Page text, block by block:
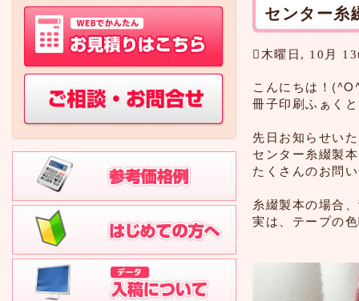
センター糸
木曜日, 10月
こんにちは！
冊子印刷ふぁく
先日お知らせい
センター糸綴製
たくさんのお問
糸綴製本の場合
実は、テープの